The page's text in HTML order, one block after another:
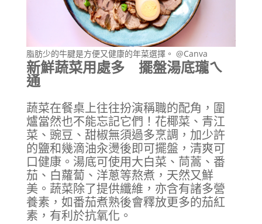
脂肪少的牛腱是方便又健康的年菜選擇。 @Canva
新鮮蔬菜用處多 擺盤湯底瓏ㄟ
通
蔬菜在餐桌上往往扮演稱職的配角，圍
爐當然也不能忘記它們！花椰菜、青江
菜、豌豆、甜椒無須過多烹調，加少許
的鹽和幾滴油汆燙後即可擺盤，清爽可
口健康。湯底可使用大白菜、茼蒿、番
茄、白蘿蔔、洋蔥等熬煮，天然又鮮
美。蔬菜除了提供纖維，亦含有諸多營
養素，如番茄煮熟後會釋放更多的茄紅
素，有利於抗氧化。